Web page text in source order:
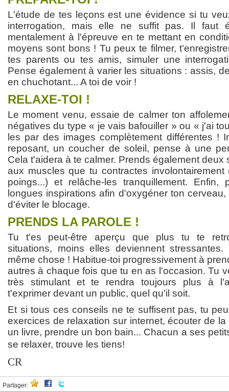
L'étude de tes leçons est une évidence si tu
interrogation, mais elle ne suffit pas. Il faut
mentalement à l'épreuve en te mettant en
moyens sont bons ! Tu peux te filmer,
tes parents ou tes amis, simuler une
Pense également à varier les situations : assis,
en chuchotant... A toi de voir !
RELAXE-TOI !
Le moment venu, essaie de calmer ton
négatives du type « je vais bafouiller » ou « j'ai
les par des images complètement différentes !
reposant, un coucher de soleil, pense à une
Cela t'aidera à te calmer. Prends également deux
aux muscles que tu contractes involontairement
poings...) et relâche-les tranquillement. Enfin,
longues inspirations afin d'oxygéner ton
d'éviter le blocage.
PRENDS LA PAROLE !
Tu t'es peut-être aperçu que plus tu te
situations, moins elles deviennent
même chose ! Habitue-toi progressivement à
autres à chaque fois que tu en as l'occasion. Tu
très stimulant et te rendra toujours plus à
t'exprimer devant un public, quel qu'il soit.
Et si tous ces conseils ne te suffisent pas, tu
exercices de relaxation sur internet, écouter de
un livre, prendre un bon bain... Chacun a ses
se relaxer, trouve les tiens!
CR
Partager: